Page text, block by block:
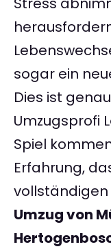
sogar ein
Dies ist
Umzugsprofi
Spiel
Erfahrung,
vollständigen
Umzug von